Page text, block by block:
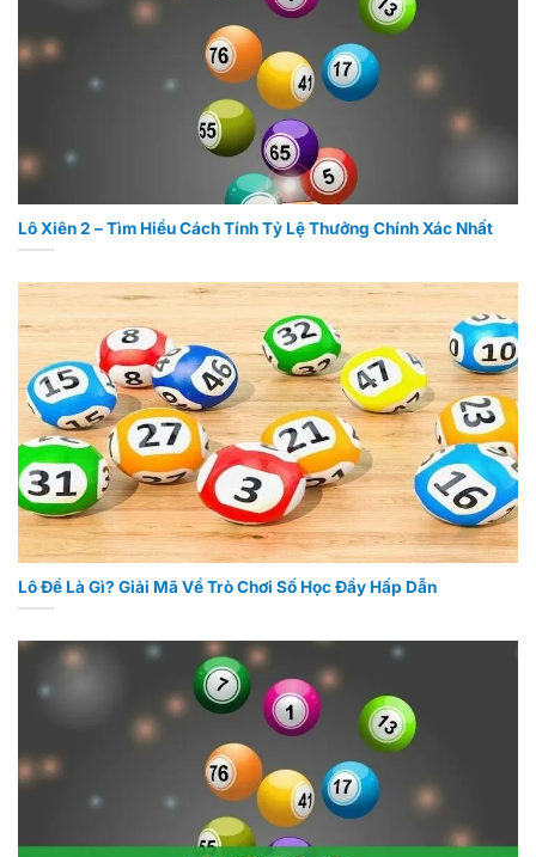
Lô Xiên 2 – Tìm Hiểu Cách Tính Tỷ Lệ Thưởng Chính Xác Nhất
Lô Đề Là Gì? Giải Mã Về Trò Chơi Số Học Đầy Hấp Dẫn